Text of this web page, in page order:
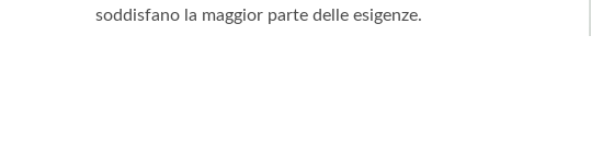
soddisfano la maggior parte delle esigenze.